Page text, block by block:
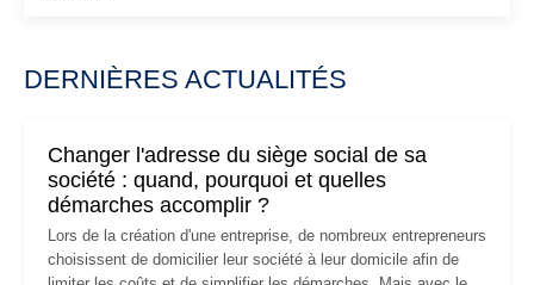
DERNIÈRES ACTUALITÉS
Changer l'adresse du siège social de sa
société : quand, pourquoi et quelles
démarches accomplir ?
Lors de la création d'une entreprise, de nombreux entrepreneurs
choisissent de domicilier leur société à leur domicile afin de